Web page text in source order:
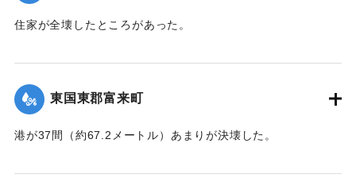
住家が全壊したところがあった。
｜固有コード: 00480022
東国東郡富来町
港が37間（約67.2メートル）あまりが決壊した。